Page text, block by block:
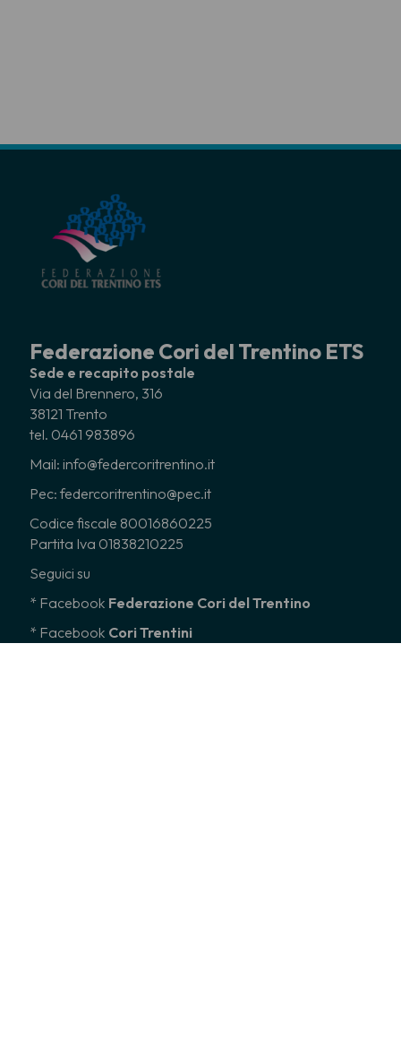
Federazione Cori del Trentino ETS
Sede e recapito postale
Via del Brennero, 316
38121 Trento
tel. 0461 983896
Mail: info@federcoritrentino.it
Pec: federcoritrentino@pec.it
Codice fiscale 80016860225
Partita Iva 01838210225
Seguici su
* Facebook Federazione Cori del Trentino
* Facebook Cori Trentini